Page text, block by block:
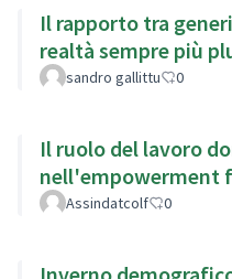
Il rapporto tra
realtà sempre più
sandro gallittu 0
Il ruolo del lavoro
nell'empowerment
Assindatcolf 0